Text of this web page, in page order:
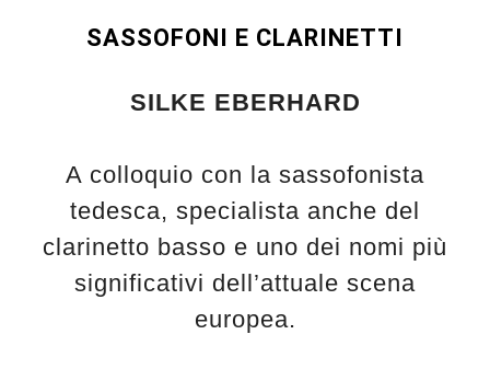
SASSOFONI E CLARINETTI
SILKE EBERHARD
A colloquio con la sassofonista
tedesca, specialista anche del
clarinetto basso e uno dei nomi più
significativi dell’attuale scena
europea.